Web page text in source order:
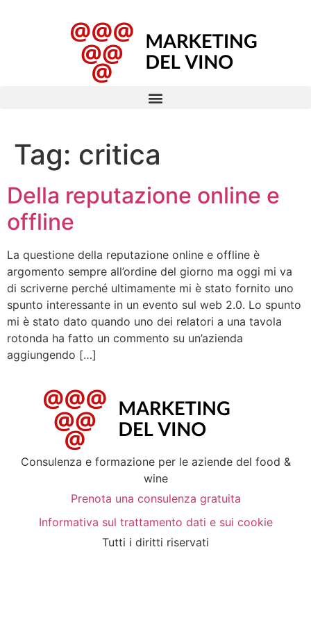
Tag: critica
Della reputazione online e
offline
La questione della reputazione online e offline è
argomento sempre all’ordine del giorno ma oggi mi va
di scriverne perché ultimamente mi è stato fornito uno
spunto interessante in un evento sul web 2.0. Lo spunto
mi è stato dato quando uno dei relatori a una tavola
rotonda ha fatto un commento su un’azienda
aggiungendo […]
Consulenza e formazione per le aziende del food &
wine
Prenota una consulenza gratuita
Informativa sul trattamento dati e sui cookie
Tutti i diritti riservati